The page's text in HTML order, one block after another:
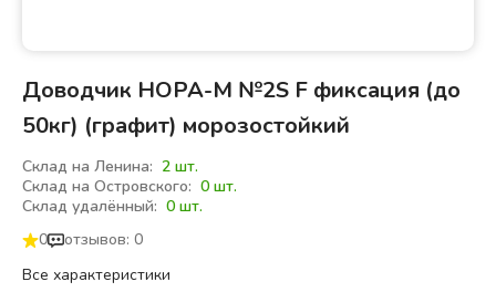
Доводчик НОРА-М №2S F фиксация (до
50кг) (графит) морозостойкий
Склад на Ленина: 2 шт.
Склад на Островского: 0 шт.
Склад удалённый: 0 шт.
0
отзывов: 0
Все характеристики